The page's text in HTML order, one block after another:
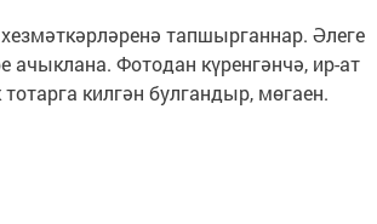
тапшырганнар. Әлеге
ачыклана. Фотодан күренгәнчә, ир-ат
килгән булгандыр, мөгаен.